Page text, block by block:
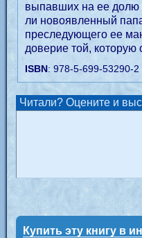
выпавших на ее долю
ли новоявленный
преследующего ее
доверие той, которую
ISBN: 978-5-699-53290-2
Читали? Оцените и
Купить эту книгу в